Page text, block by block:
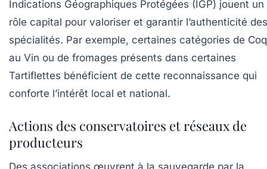
Indications Géographiques Protégées (IGP) jouent un
rôle capital pour valoriser et garantir l’authenticité des
spécialités. Par exemple, certaines catégories de Coq
au Vin ou de fromages présents dans certaines
Tartiflettes bénéficient de cette reconnaissance qui
conforte l’intérêt local et national.
Actions des conservatoires et réseaux de
producteurs